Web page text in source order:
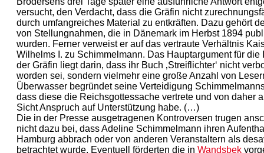
versucht, den Verdacht, dass die Gräfin nicht
durch umfangreiches Material zu entkräften. Dazu gehört
von Stellungnahmen, die in Dänemark im Herbst 1894
wurden. Ferner verweist er auf das vertraute Verhältnis
Wilhelms I. zu Schimmelmann. Das Hauptargument für die
der Gräfin liegt darin, dass ihr Buch ‚Streiflichter‘ nicht
worden sei, sondern vielmehr eine große Anzahl von
Überwasser begründet seine Verteidigung
dass diese die Reichsgottessache vertrete und von daher
Sicht Anspruch auf Unterstützung habe. (…)
Die in der Presse ausgetragenen Kontroversen trugen
nicht dazu bei, dass Adeline Schimmelmann ihren
Hamburg abbrach oder von anderen Veranstaltern als
betrachtet wurde. Eventuell förderten die in Wandsbek